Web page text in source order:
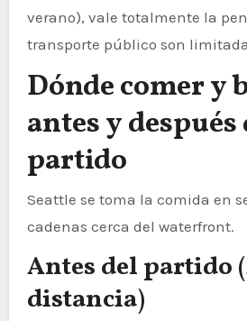
verano), vale totalmente la
transporte público son
Dónde comer y
antes y después
partido
Seattle se toma la comida en
cadenas cerca del waterfront.
Antes del partido
distancia)